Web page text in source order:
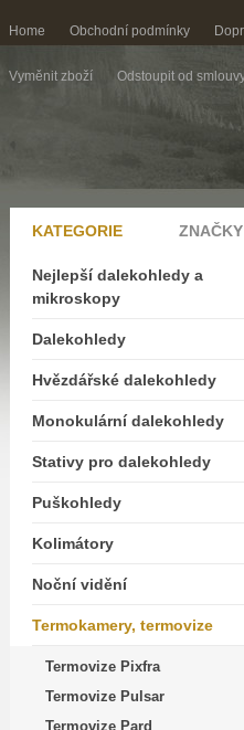
Home Obchodní podmínky
Vyměnit zboží Odstoupit od
KATEGORIE ZNAČKY
Nejlepší dalekohledy a
mikroskopy
Dalekohledy
Hvězdářské dalekohledy
Monokulární dalekohledy
Stativy pro dalekohledy
Puškohledy
Kolimátory
Noční vidění
Termokamery, termovize
Termovize Pixfra
Termovize Pulsar
Termovize Pard